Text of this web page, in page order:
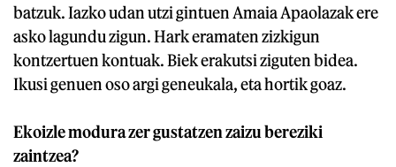
batzuk. Iazko udan utzi gintuen Amaia Apaolazak ere
asko lagundu zigun. Hark eramaten zizkigun
kontzertuen kontuak. Biek erakutsi ziguten bidea.
Ikusi genuen oso argi geneukala, eta hortik goaz.
Ekoizle modura zer gustatzen zaizu bereziki
zaintzea?